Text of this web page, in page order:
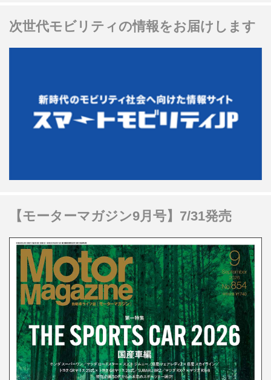
次世代モビリティの情報をお届けします
【モーターマガジン9月号】7/31発売